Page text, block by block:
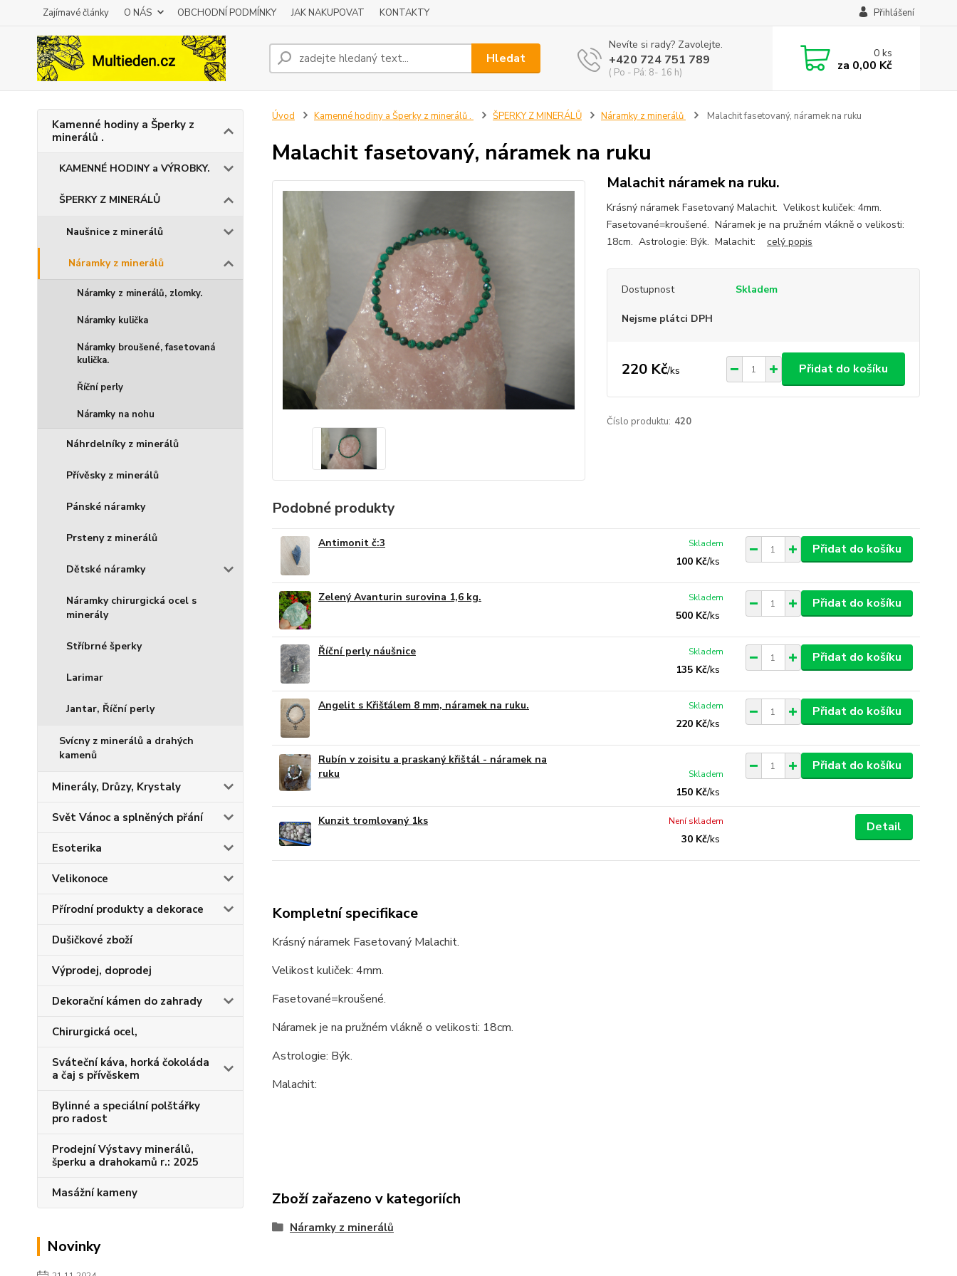
Zajímavé články O NÁS OBCHODNÍ PODMÍNKY JAK NAKUPOVAT KONTAKTY Přihlášení
Hledat
Nevíte si rady? Zavolejte.
+420 724 751 789
( Po - Pá: 8- 16 h)
0ks
za 0,00 Kč
Kamenné hodiny a Šperky z
minerálů .
KAMENNÉ HODINY a VÝROBKY.
ŠPERKY Z MINERÁLŮ
Naušnice z minerálů
Náramky z minerálů
Náramky z minerálů, zlomky.
Náramky kulička
Náramky broušené, fasetovaná
kulička.
Říční perly
Náramky na nohu
Náhrdelníky z minerálů
Přívěsky z minerálů
Pánské náramky
Prsteny z minerálů
Dětské náramky
Náramky chirurgická ocel s
minerály
Stříbrné šperky
Larimar
Jantar, Říční perly
Svícny z minerálů a drahých
kamenů
Minerály, Drůzy, Krystaly
Svět Vánoc a splněných přání
Esoterika
Velikonoce
Přírodní produkty a dekorace
Dušičkové zboží
Výprodej, doprodej
Dekorační kámen do zahrady
Chirurgická ocel,
Sváteční káva, horká čokoláda
a čaj s přívěskem
Bylinné a speciální polštářky
pro radost
Prodejní Výstavy minerálů,
šperku a drahokamů r.: 2025
Masážní kameny
Novinky
Úvod Kamenné hodiny a Šperky z minerálů . ŠPERKY Z MINERÁLŮ Náramky z minerálů Malachit fasetovaný, náramek na ruku
Malachit fasetovaný, náramek na ruku
Malachit náramek na ruku.
Krásný náramek Fasetovaný Malachit. Velikost kuliček: 4mm.
Fasetované=kroušené. Náramek je na pružném vlákně o velikosti:
18cm. Astrologie: Býk. Malachit: celý popis
Dostupnost Skladem
Nejsme plátci DPH
220 Kč/ks Přidat do košíku
Číslo produktu: 420
Podobné produkty
Antimonit č:3
100 Kč/ks
Skladem Přidat do košíku
Zelený Avanturin surovina 1,6 kg.
500 Kč/ks
Skladem Přidat do košíku
Říční perly náušnice
135 Kč/ks
Skladem Přidat do košíku
Angelit s Křišťálem 8 mm, náramek na ruku.
220 Kč/ks
Skladem Přidat do košíku
Rubín v zoisitu a praskaný křištál - náramek na
ruku
150 Kč/ks
Skladem
Přidat do košíku
Kunzit tromlovaný 1ks
30 Kč/ks
Není skladem Detail
Kompletní specifikace
Krásný náramek Fasetovaný Malachit.
Velikost kuliček: 4mm.
Fasetované=kroušené.
Náramek je na pružném vlákně o velikosti: 18cm.
Astrologie: Býk.
Malachit:
Zboží zařazeno v kategoriích
Náramky z minerálů